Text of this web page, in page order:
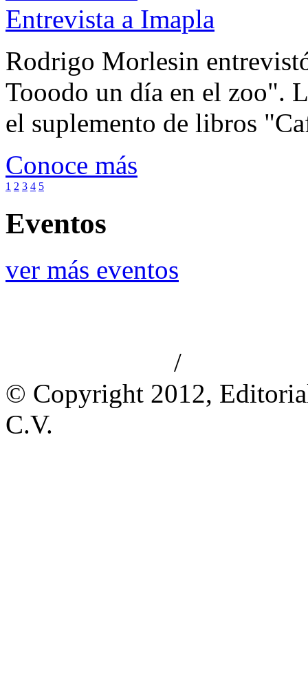
Entrevista a Imapla
Rodrigo Morlesin
Tooodo un día en el zoo".
el suplemento de libros
Conoce más
1 2 3 4 5
Eventos
ver más eventos
/
© Copyright 2012,
C.V.